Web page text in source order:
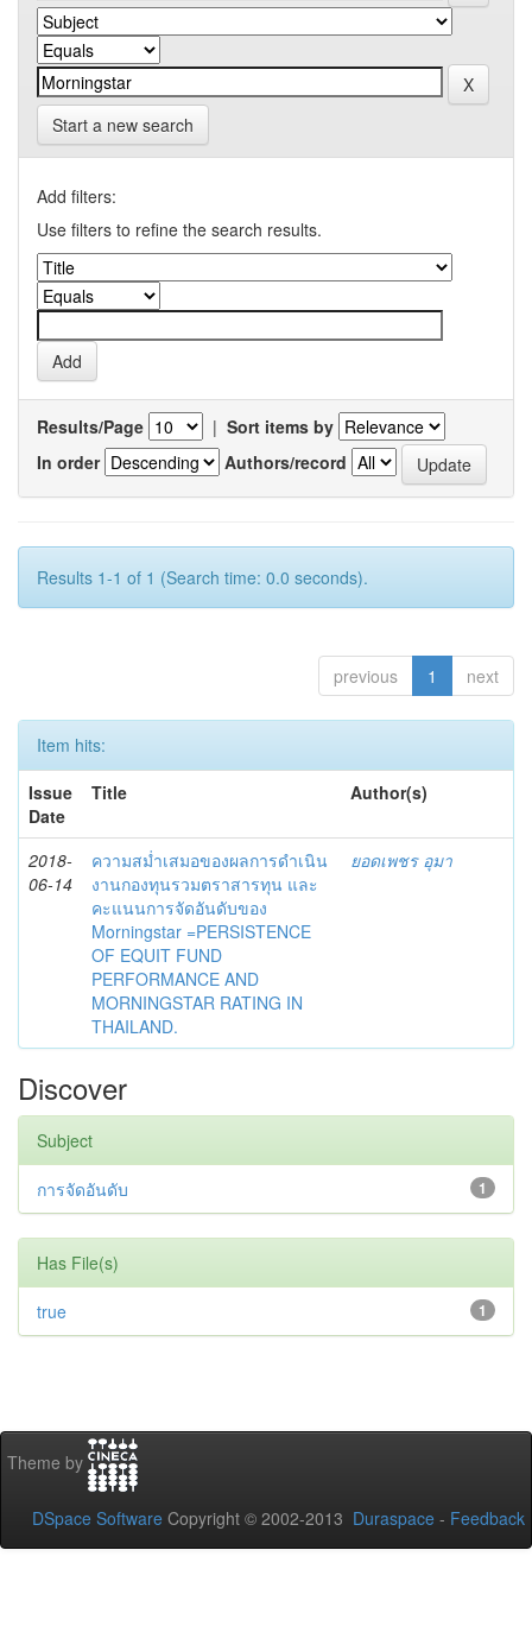
Start a new search
Add filters:
Use filters to refine the search results.
Results/Page | Sort items by
In order
Authors/record
Results 1-1 of 1 (Search time: 0.0 seconds).
previous 1 next
Item hits:
Issue
Date
Title Author(s)
2018-
06-14
ความสม่ำเสมอของผลการดำเนิน
งานกองทุนรวมตราสารทุน และ
คะแนนการจัดอันดับของ
Morningstar =PERSISTENCE
OF EQUIT FUND
PERFORMANCE AND
MORNINGSTAR RATING IN
THAILAND.
ยอดเพชร อุมา
Discover
Subject
1
การจัดอันดับ
Has File(s)
1
true
Theme by
DSpace Software Copyright © 2002-2013 Duraspace - Feedback